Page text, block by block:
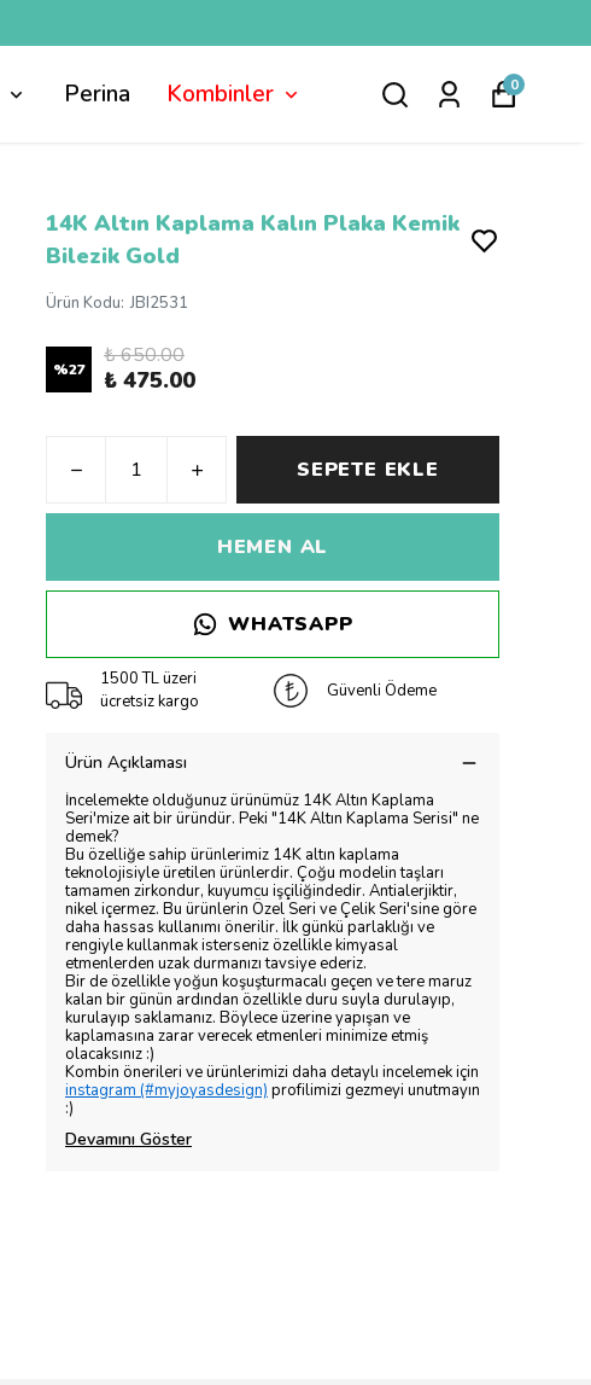
Perina Kombinler 0
14K Altın Kaplama Kalın Plaka Kemik
Bilezik Gold
Ürün Kodu: JBI2531
%27
₺ 650.00
₺ 475.00
SEPETE EKLE
HEMEN AL
WHATSAPP
1500 TL üzeri
ücretsiz kargo
Güvenli Ödeme
Ürün Açıklaması
İncelemekte olduğunuz ürünümüz 14K Altın Kaplama
Seri'mize ait bir üründür. Peki "14K Altın Kaplama Serisi" ne
demek?
Bu özelliğe sahip ürünlerimiz 14K altın kaplama
teknolojisiyle üretilen ürünlerdir. Çoğu modelin taşları
tamamen zirkondur, kuyumcu işçiliğindedir. Antialerjiktir,
nikel içermez. Bu ürünlerin Özel Seri ve Çelik Seri'sine göre
daha hassas kullanımı önerilir. İlk günkü parlaklığı ve
rengiyle kullanmak isterseniz özellikle kimyasal
etmenlerden uzak durmanızı tavsiye ederiz.
Bir de özellikle yoğun koşuşturmacalı geçen ve tere maruz
kalan bir günün ardından özellikle duru suyla durulayıp,
kurulayıp saklamanız. Böylece üzerine yapışan ve
kaplamasına zarar verecek etmenleri minimize etmiş
olacaksınız :)
Kombin önerileri ve ürünlerimizi daha detaylı incelemek için
instagram (#myjoyasdesign) profilimizi gezmeyi unutmayın
:)
Devamını Göster